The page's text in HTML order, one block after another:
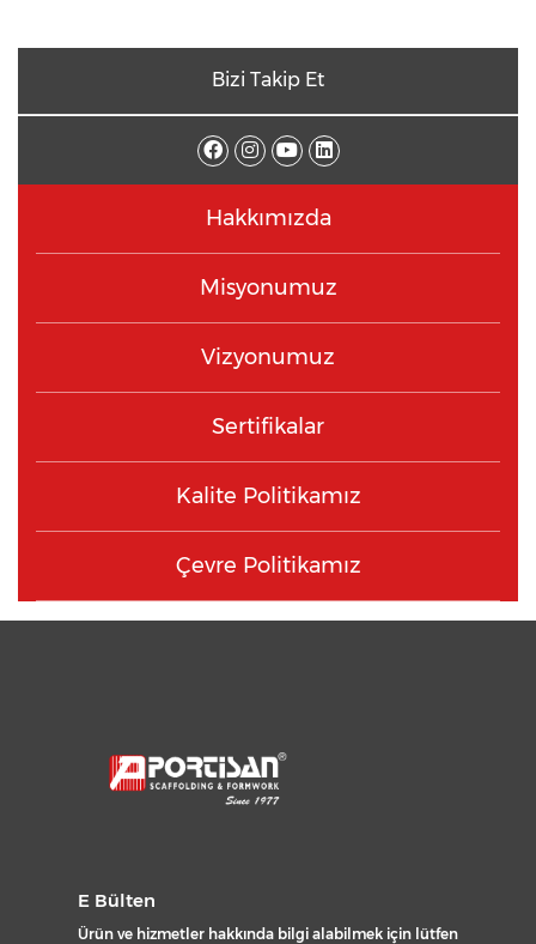
Bizi Takip Et
Hakkımızda
Misyonumuz
Vizyonumuz
Sertifikalar
Kalite Politikamız
Çevre Politikamız
E Bülten
Ürün ve hizmetler hakkında bilgi alabilmek için lütfen